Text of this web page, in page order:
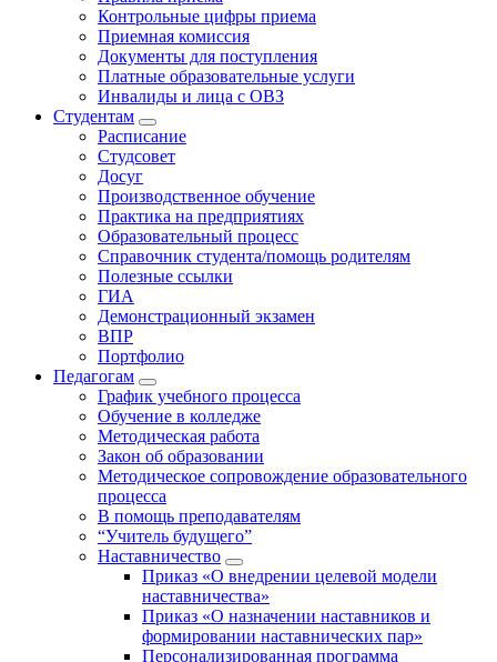
Контрольные цифры приема
Приемная комиссия
Документы для поступления
Платные образовательные услуги
Инвалиды и лица с ОВЗ
Студентам
Расписание
Студсовет
Досуг
Производственное обучение
Практика на предприятиях
Образовательный процесс
Справочник студента/помощь родителям
Полезные ссылки
ГИА
Демонстрационный экзамен
ВПР
Портфолио
Педагогам
График учебного процесса
Обучение в колледже
Методическая работа
Закон об образовании
Методическое сопровождение образовательного
процесса
В помощь преподавателям
“Учитель будущего”
Наставничество
Приказ «О внедрении целевой модели
наставничества»
Приказ «О назначении наставников и
формировании наставнических пар»
Персонализированная программа